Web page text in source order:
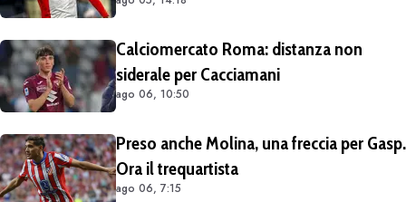
milioni di euro più 4 di bonus
Calciomercato Roma: distanza non
siderale per Cacciamani
ago 06, 10:50
Preso anche Molina, una freccia per Gasp.
Ora il trequartista
ago 06, 7:15